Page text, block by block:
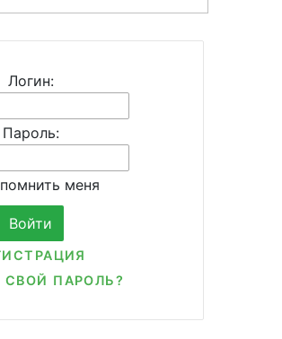
Логин:
Пароль:
меня
СВОЙ ПАРОЛЬ?